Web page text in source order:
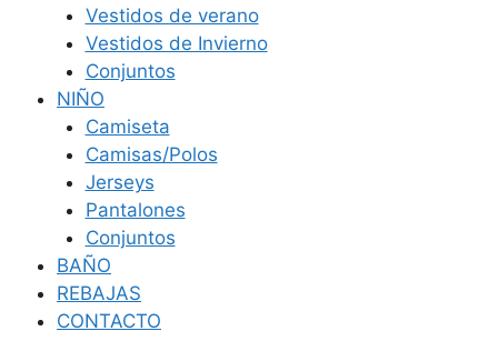
Vestidos de verano
Vestidos de Invierno
Conjuntos
NIÑO
Camiseta
Camisas/Polos
Jerseys
Pantalones
Conjuntos
BAÑO
REBAJAS
CONTACTO